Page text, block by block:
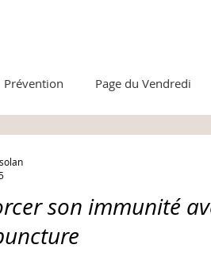
Prévention Page du Vendredi
son immunité